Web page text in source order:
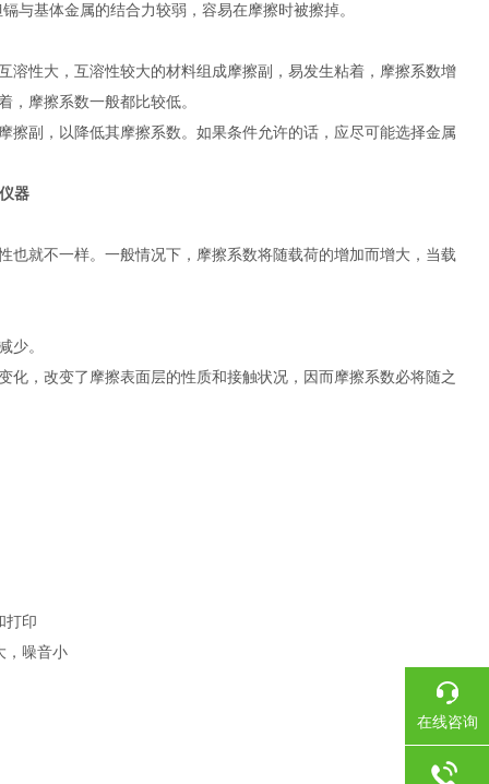
与基体金属的结合力较弱，容易在摩擦时被擦掉。
溶性大，互溶性较大的材料组成摩擦副，易发生粘着，摩擦系数增
摩擦系数一般都比较低。
副，以降低其摩擦系数。如果条件允许的话，应尽可能选择金属
器
就不一样。一般情况下，摩擦系数将随载荷的增加而增大，当载
少。
，改变了摩擦表面层的性质和接触状况，因而摩擦系数必将随之
打印
，噪音小
在线咨询